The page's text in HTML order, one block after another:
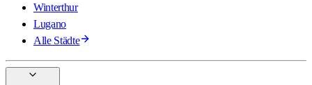
Winterthur
Lugano
Alle Städte